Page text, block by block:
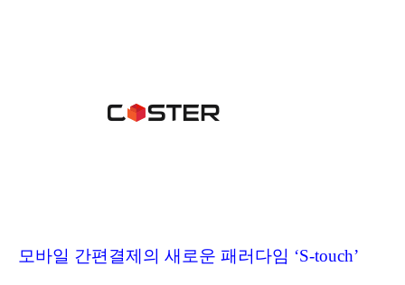
모바일 간편결제의 새로운 패러다임 ‘S-touch’